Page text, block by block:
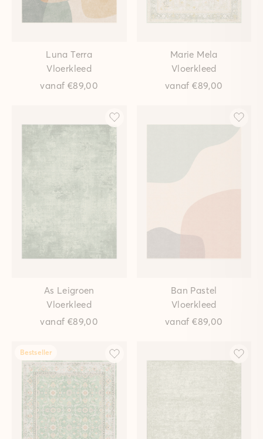
Luna Terra
Vloerkleed
vanaf €89,00
Marie Mela
Vloerkleed
vanaf€89,00
As Leigroen
Vloerkleed
vanaf €89,00
Ban Pastel
Vloerkleed
vanaf€89,00
Bestseller